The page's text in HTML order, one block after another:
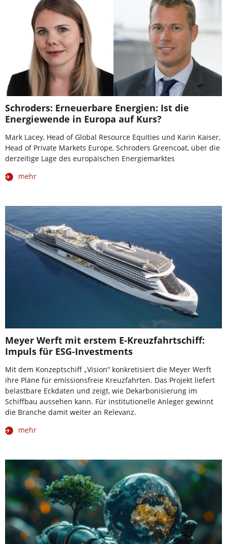
Schroders: Erneuerbare Energien: Ist die
Energiewende in Europa auf Kurs?
Mark Lacey, Head of Global Resource Equities und Karin Kaiser,
Head of Private Markets Europe, Schroders Greencoat, über die
derzeitige Lage des europäischen Energiemarktes
mehr
Meyer Werft mit erstem E-Kreuzfahrtschiff:
Impuls für ESG-Investments
Mit dem Konzeptschiff „Vision“ konkretisiert die Meyer Werft
ihre Pläne für emissionsfreie Kreuzfahrten. Das Projekt liefert
belastbare Eckdaten und zeigt, wie Dekarbonisierung im
Schiffbau aussehen kann. Für institutionelle Anleger gewinnt
die Branche damit weiter an Relevanz.
mehr